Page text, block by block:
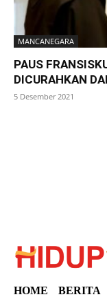
MANCANEGARA
PAUS
DICURAHKAN
5 Desember 2021
HOME BERITA